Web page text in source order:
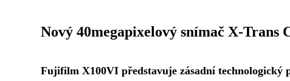
Nový 40megapixelový snímač X-Trans
Fujifilm X100VI představuje zásadní technologický